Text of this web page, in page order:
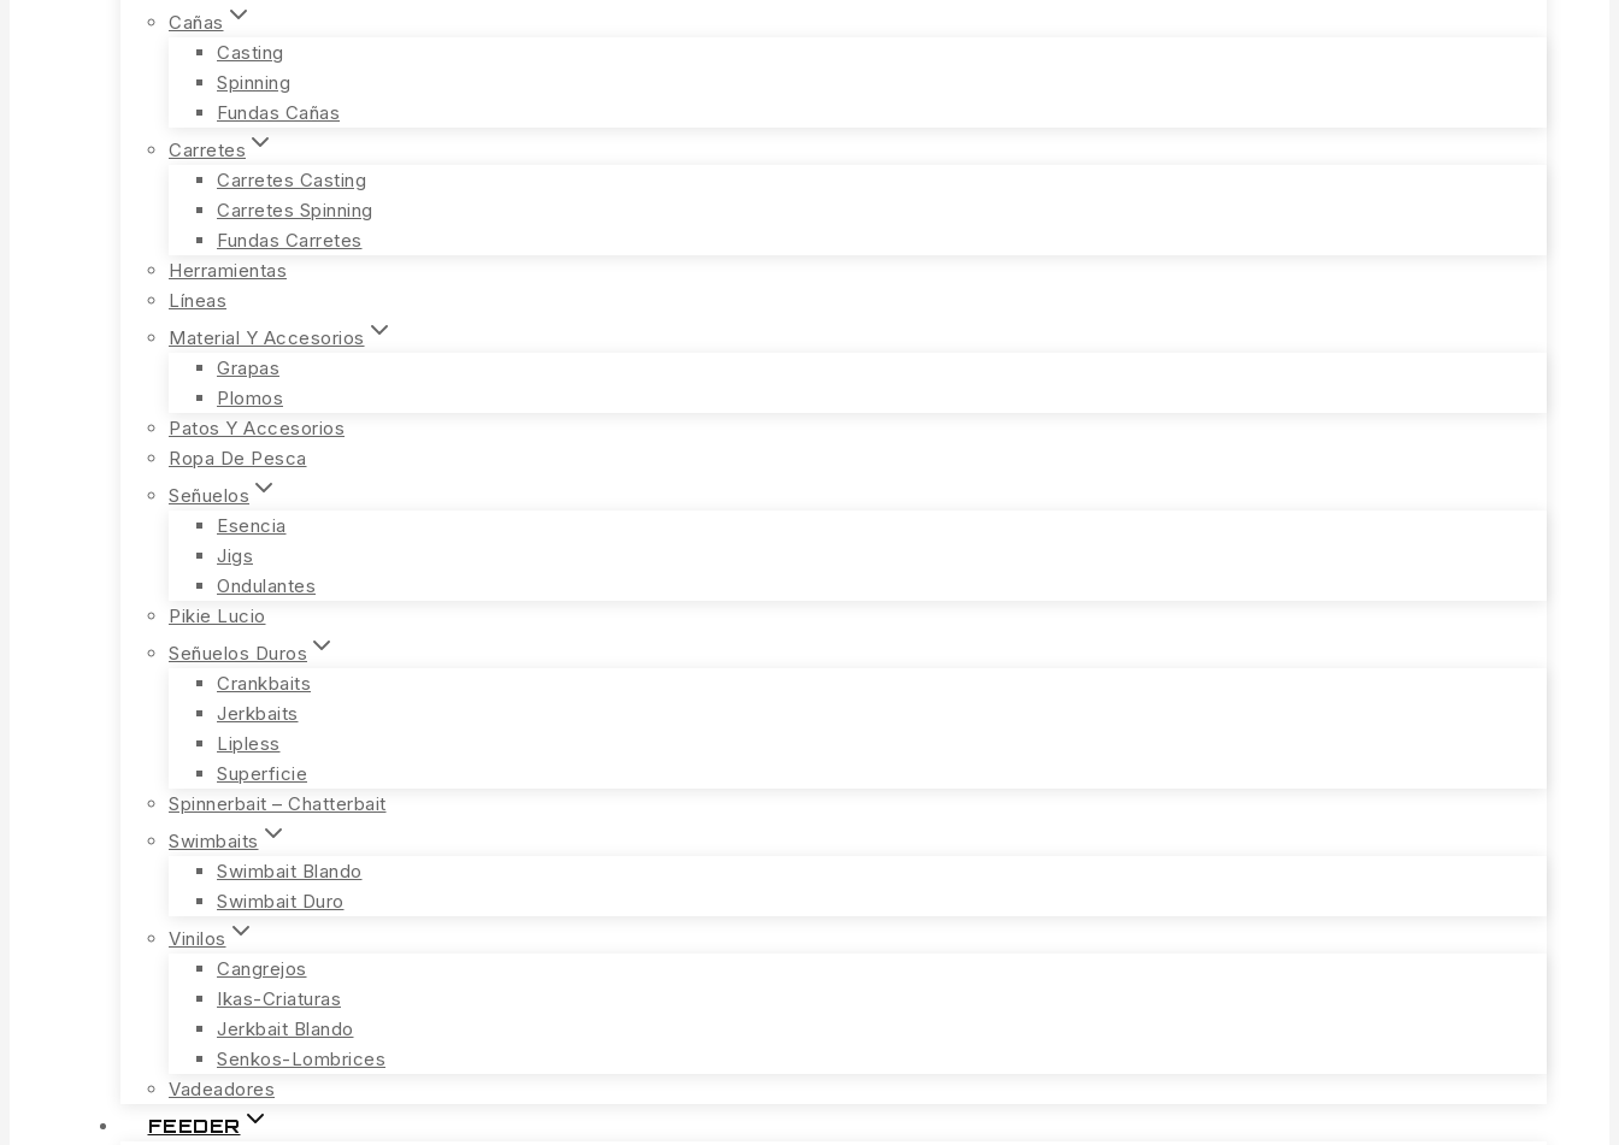
Cañas
Casting
Spinning
Fundas Cañas
Carretes
Carretes Casting
Carretes Spinning
Fundas Carretes
Herramientas
Líneas
Material Y Accesorios
Grapas
Plomos
Patos Y Accesorios
Ropa De Pesca
Señuelos
Esencia
Jigs
Ondulantes
Pikie Lucio
Señuelos Duros
Crankbaits
Jerkbaits
Lipless
Superficie
Spinnerbait – Chatterbait
Swimbaits
Swimbait Blando
Swimbait Duro
Vinilos
Cangrejos
Ikas-Criaturas
Jerkbait Blando
Senkos-Lombrices
Vadeadores
FEEDER